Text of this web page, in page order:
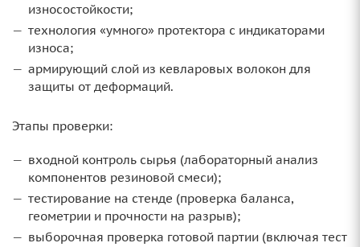
износостойкости;
технология «умного» протектора с индикаторами
износа;
армирующий слой из кевларовых волокон для
защиты от деформаций.
Этапы проверки:
входной контроль сырья (лабораторный анализ
компонентов резиновой смеси);
тестирование на стенде (проверка баланса,
геометрии и прочности на разрыв);
выборочная проверка готовой партии (включая тест